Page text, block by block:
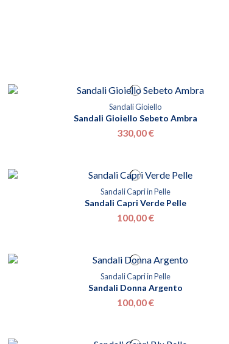
Sandali Gioiello
Sandali Gioiello Sebeto Ambra
330,00 €
Sandali Capri in Pelle
Sandali Capri Verde Pelle
100,00 €
Sandali Capri in Pelle
Sandali Donna Argento
100,00 €